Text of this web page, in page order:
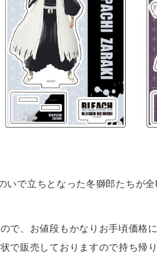
いで立ちとなった冬獅郎たちが
で、お値段もかなりお手頃価格
で販売しておりますので持ち帰